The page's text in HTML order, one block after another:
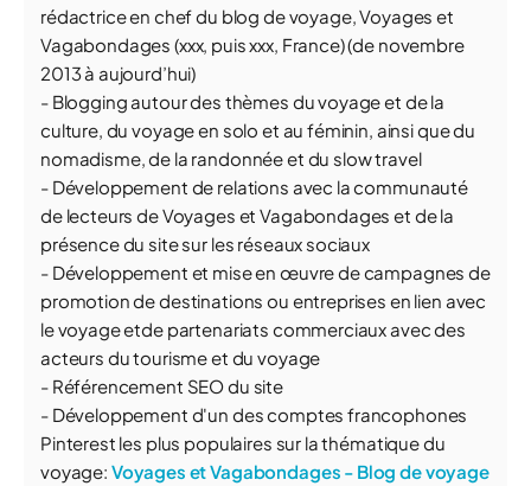
rédactrice en chef du blog de voyage, Voyages et
Vagabondages (xxx, puis xxx, France) (de novembre
2013 à aujourd’hui)
- Blogging autour des thèmes du voyage et de la
culture, du voyage en solo et au féminin, ainsi que du
nomadisme, de la randonnée et du slow travel
- Développement de relations avec la communauté
de lecteurs de Voyages et Vagabondages et de la
présence du site sur les réseaux sociaux
- Développement et mise en œuvre de campagnes de
promotion de destinations ou entreprises en lien avec
le voyage etde partenariats commerciaux avec des
acteurs du tourisme et du voyage
- Référencement SEO du site
- Développement d'un des comptes francophones
Pinterest les plus populaires sur la thématique du
voyage: Voyages et Vagabondages - Blog de voyage